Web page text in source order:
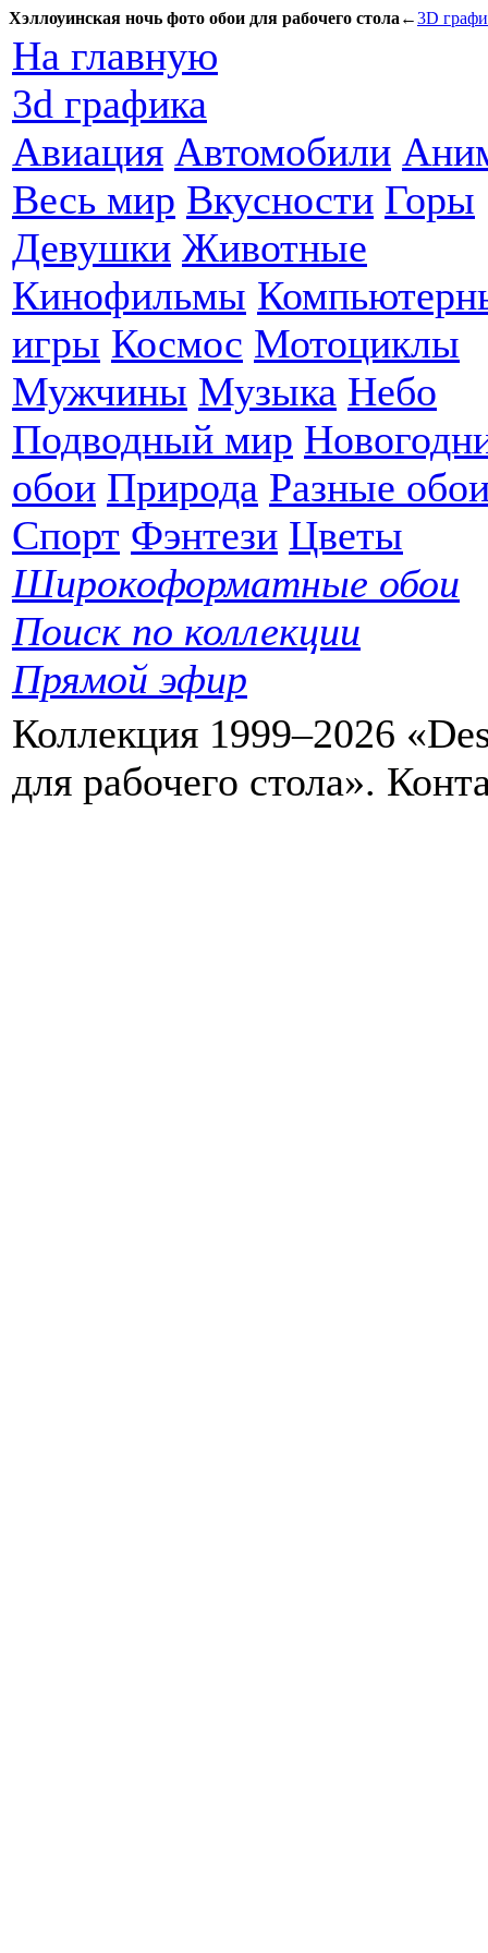
Хэллоуинская ночь фото обои для рабочего стола ←3D
На главную
3d графика
Авиация Автомобили
Весь мир Вкусности Горы
Девушки Животные
Кинофильмы
игры Космос Мотоциклы
Мужчины Музыка Небо
Подводный мир
обои Природа Разные
Спорт Фэнтези Цветы
Широкоформатные обои
Поиск по коллекции
Прямой эфир
Коллекция 1999–2026
для рабочего стола».